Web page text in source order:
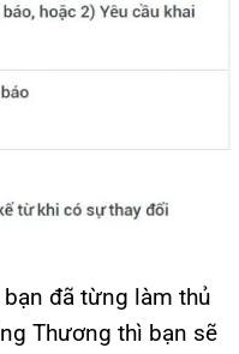
bạn đã từng làm thủ
Thương thì bạn sẽ